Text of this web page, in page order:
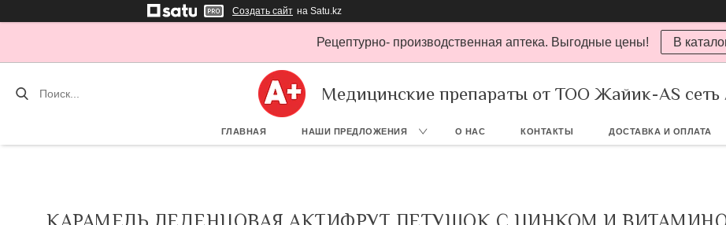
Создать сайт на Satu.kz
Рецептурно- производственная аптека. Выгодные цены! В
Медицинские препараты от ТОО Жайик-AS сеть
ГЛАВНАЯ НАШИ ПРЕДЛОЖЕНИЯ О НАС КОНТАКТЫ ДОСТАВКА И ОПЛАТА
КАРАМЕЛЬ ЛЕДЕНЦОВАЯ АКТИФРУТ ПЕТУШОК С ЦИНКОМ И